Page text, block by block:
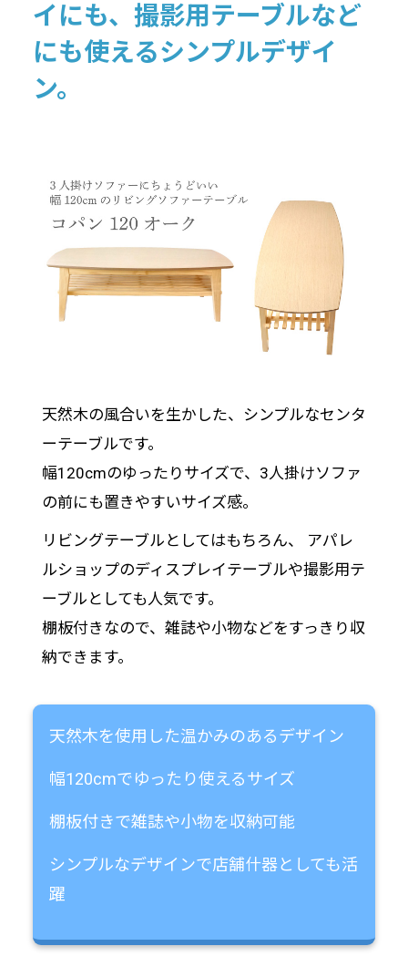
イにも、撮影用テーブルなど
にも使えるシンプルデザイ
ン。
天然木の風合いを生かした、シンプルなセンタ
ーテーブルです。
幅120cmのゆったりサイズで、3人掛けソファ
の前にも置きやすいサイズ感。
リビングテーブルとしてはもちろん、 アパレ
ルショップのディスプレイテーブルや撮影用テ
ーブルとしても人気です。
棚板付きなので、雑誌や小物などをすっきり収
納できます。
天然木を使用した温かみのあるデザイン
幅120cmでゆったり使えるサイズ
棚板付きで雑誌や小物を収納可能
シンプルなデザインで店舗什器としても活
躍